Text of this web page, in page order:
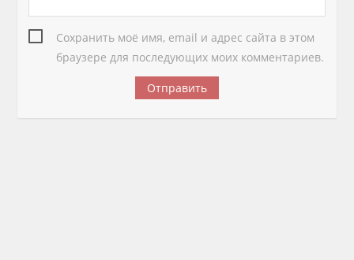
Сохранить моё имя, email и адрес сайта в этом
браузере для последующих моих комментариев.